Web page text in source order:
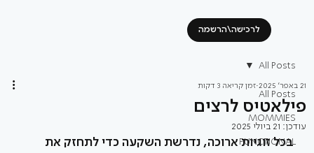
לרכישה\הרשמה
All Posts
MOMMIES
FUNCTIONAL
All Posts
פילאטיס לרצים
21 באפר׳ 2025 זמן קריאה 3 דקות
עודכן: 21 ביולי 2025
בכל זוגיות ארוכה, נדרשת השקעה כדי לתחזק את